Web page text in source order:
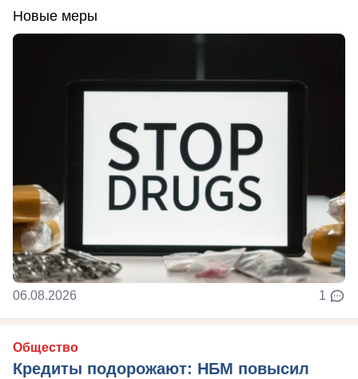
Новые меры
06.08.2026 1
Общество
Кредиты подорожают: НБМ повысил